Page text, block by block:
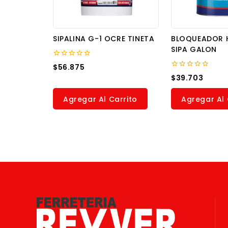
SIPALINA G-1 OCRE TINETA
0
out
$56.875
Agregar Al Carrito
BLOQUEADOR
SIPA GALON
0
out
of
$39.703
Agregar Al